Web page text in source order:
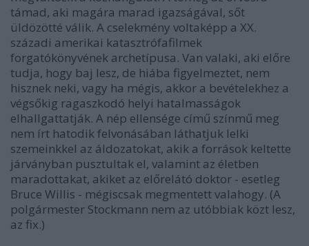
támad, aki magára marad igazságával, sőt
üldözötté válik. A cselekmény voltaképp a XX.
századi amerikai katasztrófafilmek
forgatókönyvének archetípusa. Van valaki, aki előre
tudja, hogy baj lesz, de hiába figyelmeztet, nem
hisznek neki, vagy ha mégis, akkor a bevételekhez a
végsőkig ragaszkodó helyi hatalmasságok
elhallgattatják. A nép ellensége című színmű meg
nem írt hatodik felvonásában láthatjuk lelki
szemeinkkel az áldozatokat, akik a források keltette
járványban pusztultak el, valamint az életben
maradottakat, akiket az előrelátó doktor - esetleg
Bruce Willis - mégiscsak megmentett valahogy. (A
polgármester Stockmann nem az utóbbiak közt lesz,
az fix.)